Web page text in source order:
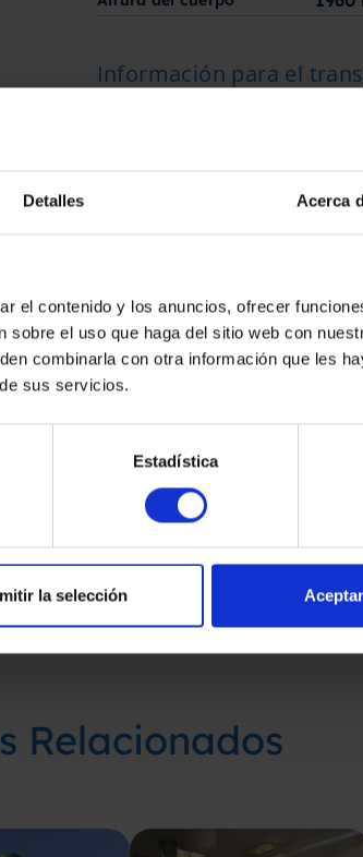
Detalles Acerca
el contenido y los anuncios, ofrecer
el uso que haga del sitio web con
combinarla con otra información que les
sus servicios.
Estadística
la selección
Información para el
Estado
PFAUDLER
Relacionados